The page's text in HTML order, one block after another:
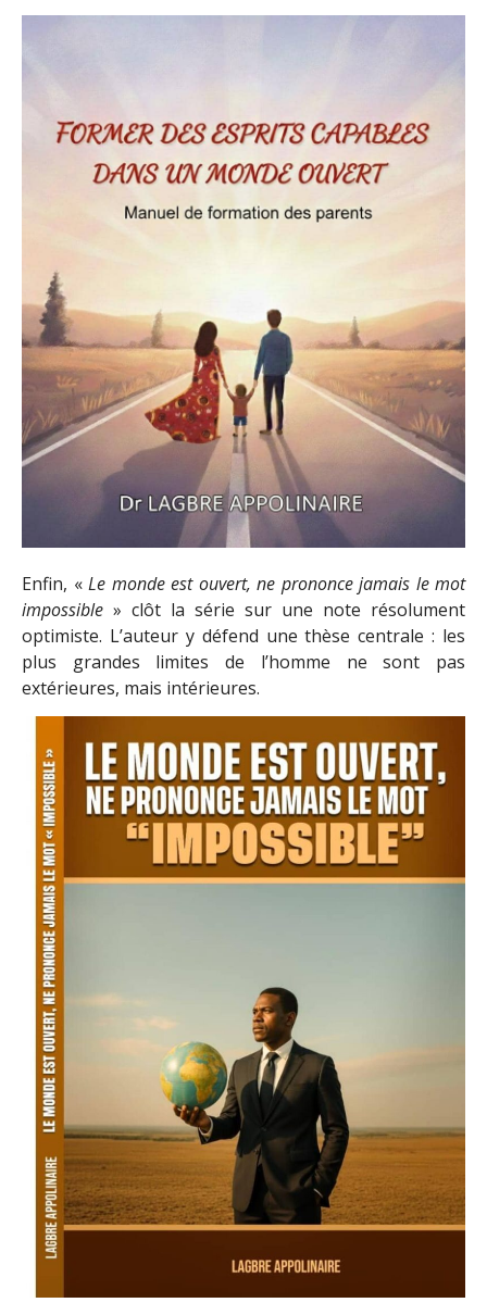
Enfin, « Le monde est ouvert, ne prononce jamais le mot
impossible » clôt la série sur une note résolument
optimiste. L’auteur y défend une thèse centrale : les
plus grandes limites de l’homme ne sont pas
extérieures, mais intérieures.